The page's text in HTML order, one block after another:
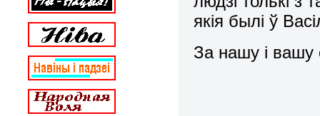
якія былі ў
За нашу і вашу